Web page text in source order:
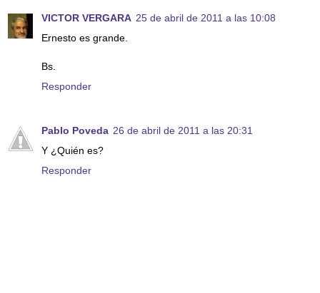
VICTOR VERGARA 25 de abril de 2011 a las 10:08
Ernesto es grande.
Bs.
Responder
Pablo Poveda 26 de abril de 2011 a las 20:31
Y ¿Quién es?
Responder